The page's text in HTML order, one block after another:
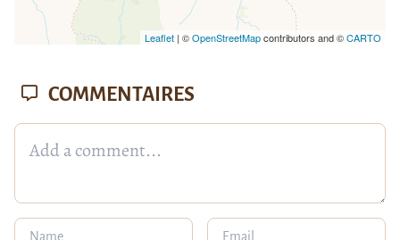
Leaflet| ©OpenStreetMapcontributors and ©CARTO
COMMENTAIRES